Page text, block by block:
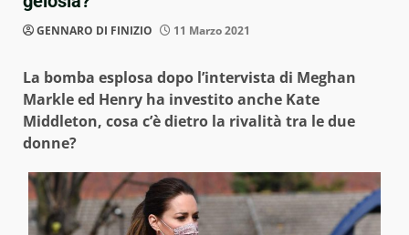
GENNARO DI FINIZIO 11 Marzo 2021
La bomba esplosa dopo l’intervista di Meghan
Markle ed Henry ha investito anche Kate
Middleton, cosa c’è dietro la rivalità tra le due
donne?